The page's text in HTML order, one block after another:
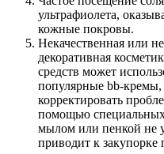
ультрафиолета,
кожные покровы.
Некачественная или
декоративная
средств может
популярные bb-
корректировать
помощью специальных
мылом или пенкой не
приводит к